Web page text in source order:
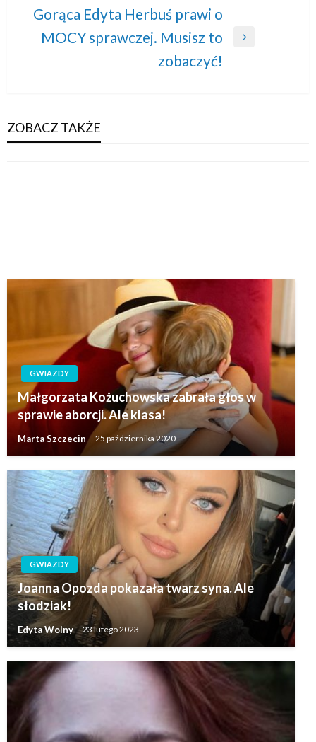
Next
Gorąca Edyta Herbuś prawi o
MOCY sprawczej. Musisz to
zobaczyć!
ZOBACZ TAKŻE
GWIAZDY
Małgorzata Kożuchowska zabrała głos w
sprawie aborcji. Ale klasa!
Marta Szczecin 25 października 2020
GWIAZDY
Joanna Opozda pokazała twarz syna. Ale
słodziak!
Edyta Wolny 23 lutego 2023